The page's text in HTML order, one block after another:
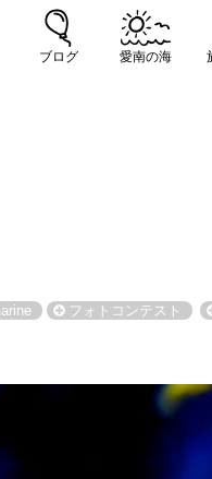
ブログ 愛南の海
フォトコンテスト